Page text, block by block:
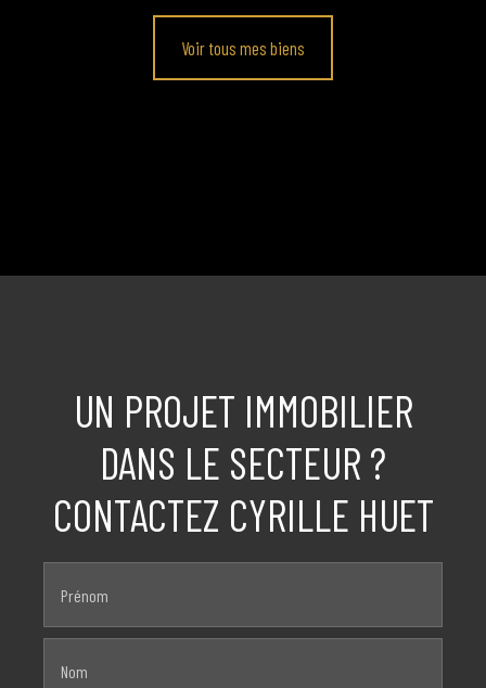
Voir tous mes biens
UN PROJET IMMOBILIER
DANS LE SECTEUR ?
CONTACTEZ CYRILLE HUET
Prénom
Nom